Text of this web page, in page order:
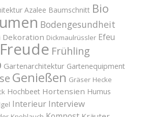
Azalee Baumschnitt Bio
Bodengesundheit
Dekoration Dickmaulrüssler Efeu
Freude Frühling
Gartenarchitektur Gartenequipment
Genießen Gräser Hecke
Hochbeet Hortensien Humus
Igel Interieur Interview